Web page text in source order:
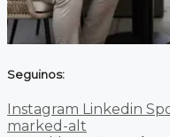
Seguinos:
Instagram Linkedin
marked-alt